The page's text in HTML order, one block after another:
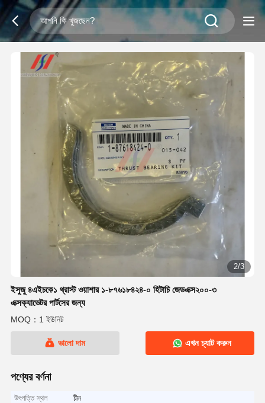
2/3
ইসুজু ৪এইচকে১ থ্রাস্ট ওয়াশার ১-৮৭৬১৮৪২৪-০ হিটাচি জেডএক্স২০০-৩
এক্সক্যাভেটর পার্টসের জন্য
MOQ：1 ইউনিট
ভালো দাম এখন চ্যাট করুন
পণ্যের বর্ণনা
উৎপত্তি স্থল
চীন